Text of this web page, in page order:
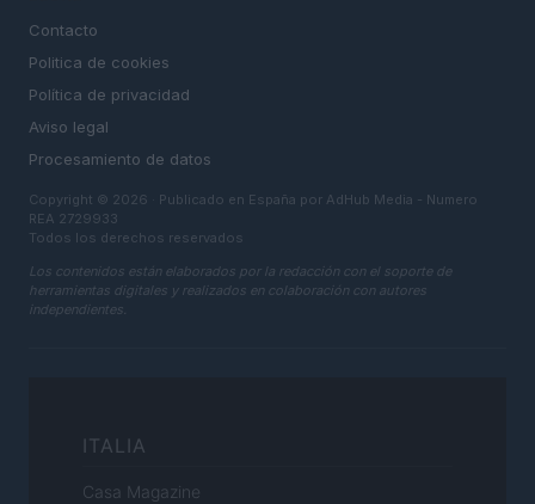
Contacto
Politica de cookies
Política de privacidad
Aviso legal
Procesamiento de datos
Copyright © 2026 · Publicado en España por AdHub Media - Numero
REA 2729933
Todos los derechos reservados
Los contenidos están elaborados por la redacción con el soporte de
herramientas digitales y realizados en colaboración con autores
independientes.
ITALIA
Casa Magazine